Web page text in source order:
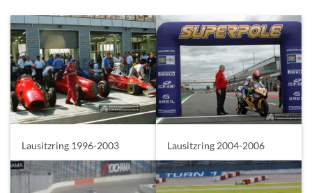
Lausitzring 1996-2003 Lausitzring 2004-2006